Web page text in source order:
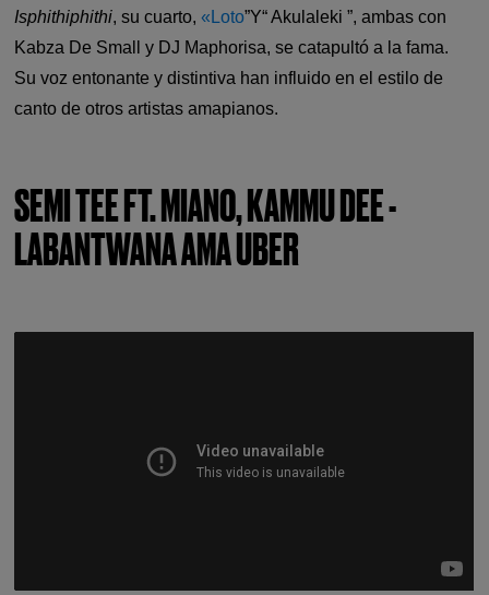
Isphithiphithi, su cuarto, «Loto”Y“ Akulaleki ”, ambas con
Kabza De Small y DJ Maphorisa, se catapultó a la fama.
Su voz entonante y distintiva han influido en el estilo de
canto de otros artistas amapianos.
SEMI TEE FT. MIANO, KAMMU DEE -
LABANTWANA AMA UBER